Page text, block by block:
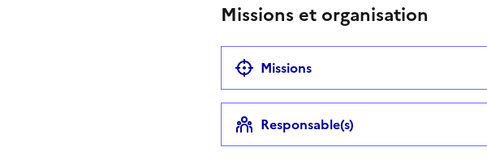
Missions et organisation
Missions
Responsable(s)